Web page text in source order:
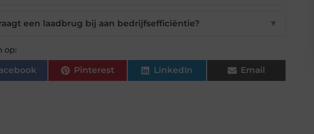
een laadbrug bij aan bedrijfsefficiëntie? ▼
op:
Pinterest LinkedIn Email